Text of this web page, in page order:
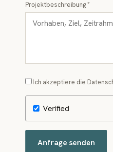
Projektbeschreibung *
Ich akzeptiere die
Verified
Anfrage senden